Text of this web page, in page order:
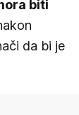
biti
da bi je